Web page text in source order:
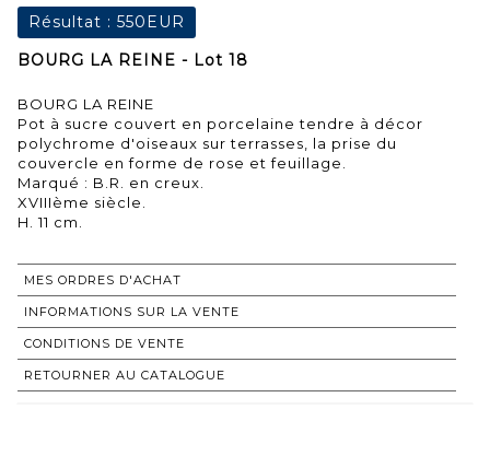
Résultat : 550EUR
BOURG LA REINE - Lot 18
BOURG LA REINE
Pot à sucre couvert en porcelaine tendre à décor
polychrome d'oiseaux sur terrasses, la prise du
couvercle en forme de rose et feuillage.
Marqué : B.R. en creux.
XVIIIème siècle.
H. 11 cm.
MES ORDRES D'ACHAT
INFORMATIONS SUR LA VENTE
CONDITIONS DE VENTE
RETOURNER AU CATALOGUE